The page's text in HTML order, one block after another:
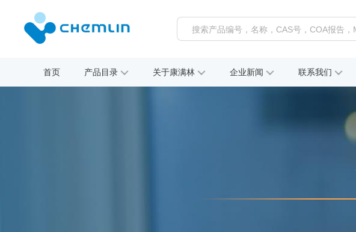
首页 产品目录 关于康满林 企业新闻 联系我们